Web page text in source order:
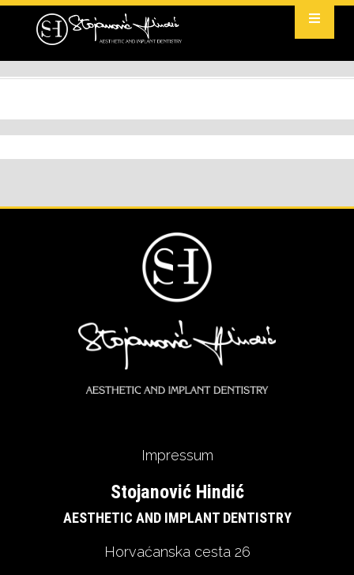
Impressum
Stojanović Hindić
AESTHETIC AND IMPLANT DENTISTRY
Horvaćanska cesta 26